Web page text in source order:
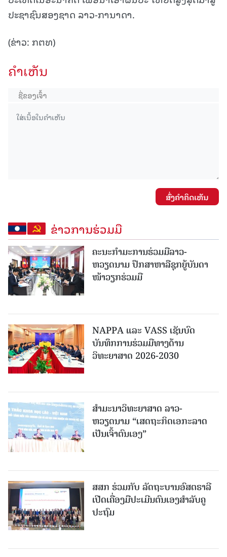
ປະຊາຊົນສອງຊາດ ລາວ-ການາດາ.
(ຂ່າວ: ກຕທ)
ຄໍາເຫັນ
ສົ່ງຄໍາຄິດເຫັນ
ຂ່າວການຮ່ວມມື
ຄະນະກໍາມະການຮ່ວມມືລາວ-
ຫວຽດນາມ ປຶກສາຫາລືຊຸກຍູ້ບັນດາ
ໜ້າວຽກຮ່ວມມື
NAPPA ແລະ VASS ເຊັນບົດ
ບັນທຶກການຮ່ວມມືທາງດ້ານ
ວິທະຍາສາດ 2026-2030
ສຳມະນາວິທະຍາສາດ ລາວ-
ຫວຽດນາມ “ເສດຖະກິດເອກະລາດ
ເປັນເຈົ້າຕົນເອງ”
ສສກ ຮ່ວມກັບ ລັດຖະບານອົສຕຣາລີ
ເປີດເຄື່ອງມືປະເມີນຕົນເອງສຳລັບຄູ
ປະຖົມ